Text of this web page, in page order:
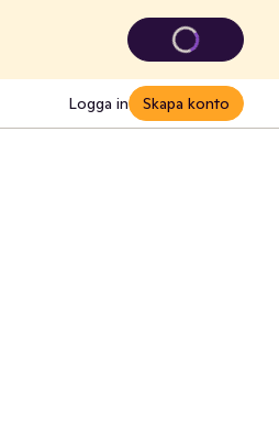
Logga in Skapa konto